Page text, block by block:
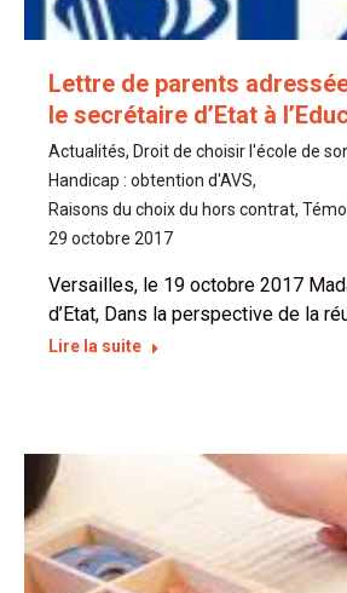
Lettre de parents
le secrétaire d’Etat à
Actualités, Droit de choisir l'école de
Handicap : obtention d'AVS,
Raisons du choix du hors contrat,
29 octobre 2017
Versailles, le 19 octobre 2017
d’Etat, Dans la perspective de la
Lire la suite